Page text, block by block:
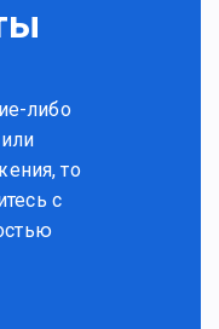
либо
то
с